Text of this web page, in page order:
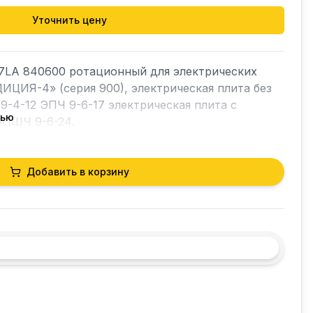
Уточнить цену
840600 ротационный для электрических
4» (серия 900), электрическая плита без
12 ЭПЧ 9-6-17 электрическая плита с
9-6-24.
Добавить в корзину